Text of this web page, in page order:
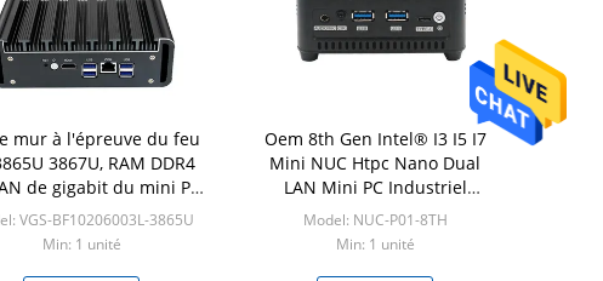
mur à l'épreuve du feu
3867U, RAM DDR4
de gigabit du mini Pc
sans ventilateur
VGS-BF10206003L-3865U
Min: 1 unité
Oem 8th Gen Intel® I3 I5 I7
Mini NUC Htpc Nano Dual
LAN Mini PC Industriel
Embedded Box Computer
Model: NUC-P01-8TH
Min: 1 unité